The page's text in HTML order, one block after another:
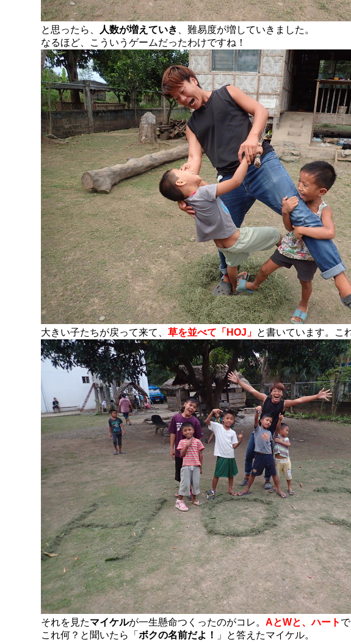
と思ったら、 人数が増えていき
、難易度が増していきました。
なるほど、こういうゲームだったわけですね！
大きい子たちが戻って来て、草を並べて「HOJ」 と書いています。こ
それを見たマイケルが一生懸命つくったのがコレ。AとWと、ハート
これ何？と聞いたら「ボクの名前だよ！
」と答えたマイケル。